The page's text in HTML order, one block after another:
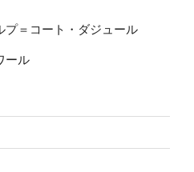
プ＝コート・ダジュール
ール